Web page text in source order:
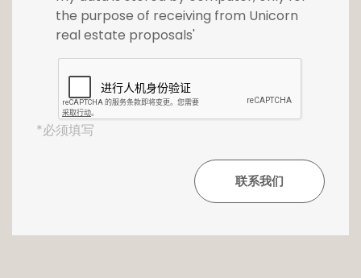
the purpose of receiving from Unicorn
real estate proposals'
*必须填写